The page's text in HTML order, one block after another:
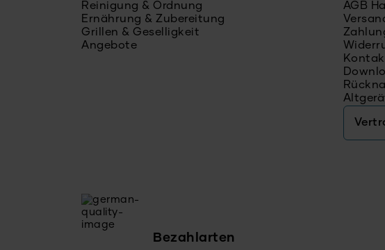
Reinigung & Ordnung
Ernährung & Zubereitung
Grillen & Geselligkeit
Angebote
AGB
Bezahlarten